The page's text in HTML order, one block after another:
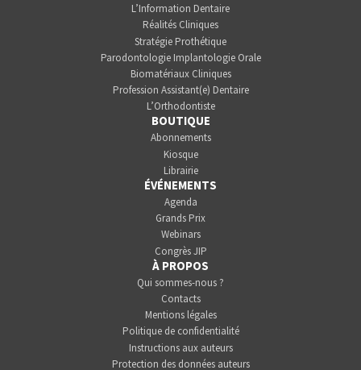
L’Information Dentaire
Réalités Cliniques
Stratégie Prothétique
Parodontologie Implantologie Orale
Biomatériaux Cliniques
Profession Assistant(e) Dentaire
L’Orthodontiste
BOUTIQUE
Abonnements
Kiosque
Librairie
ÉVÉNEMENTS
Agenda
Grands Prix
Webinars
Congrès JIP
À PROPOS
Qui sommes-nous ?
Contacts
Mentions légales
Politique de confidentialité
Instructions aux auteurs
Protection des données auteurs